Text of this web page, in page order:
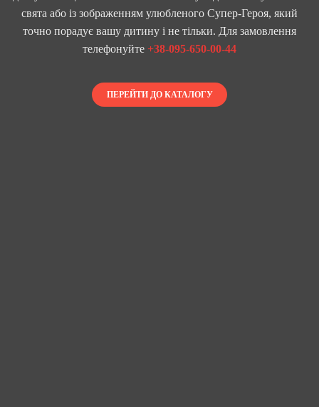
свята або із зображенням улюбленого Супер-Героя, який
точно порадує вашу дитину і не тільки. Для замовлення
телефонуйте +38-095-650-00-44
ПЕРЕЙТИ ДО КАТАЛОГУ